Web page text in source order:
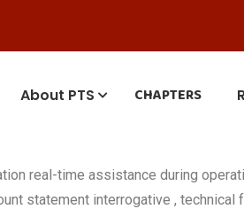
About PTS CHAPTERS
real-time assistance during
statement interrogative ,